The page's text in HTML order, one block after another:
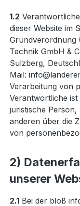
1.2
dieser Website im
Grundverordnung
Technik GmbH &
Sulzberg,
Mail:
Verarbeitung von
Verantwortliche
juristische Person,
anderen über die
von
2)
unserer
2.1 Bei der bloß